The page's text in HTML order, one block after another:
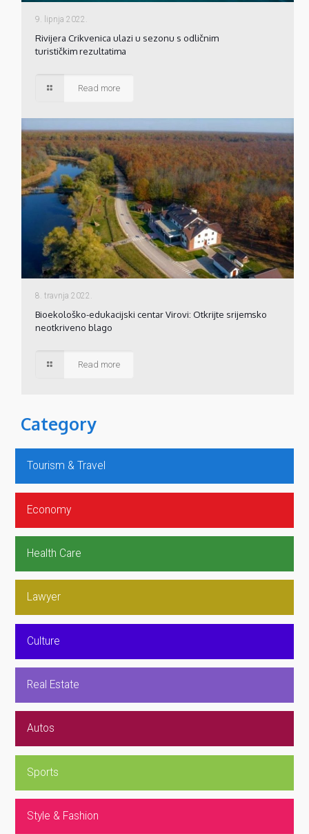
9. lipnja 2022.
Rivijera Crikvenica ulazi u sezonu s odličnim
turističkim rezultatima
Read more
8. travnja 2022.
Bioekološko-edukacijski centar Virovi: Otkrijte srijemsko
neotkriveno blago
Read more
Category
Tourism & Travel
Economy
Health Care
Lawyer
Culture
Real Estate
Autos
Sports
Style & Fashion